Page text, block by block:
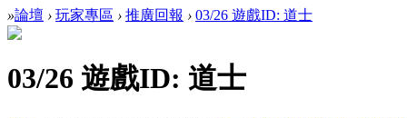
»論壇 › 玩家專區 › 推廣回報 › 03/26 遊戲ID: 道士
03/26 遊戲ID: 道士